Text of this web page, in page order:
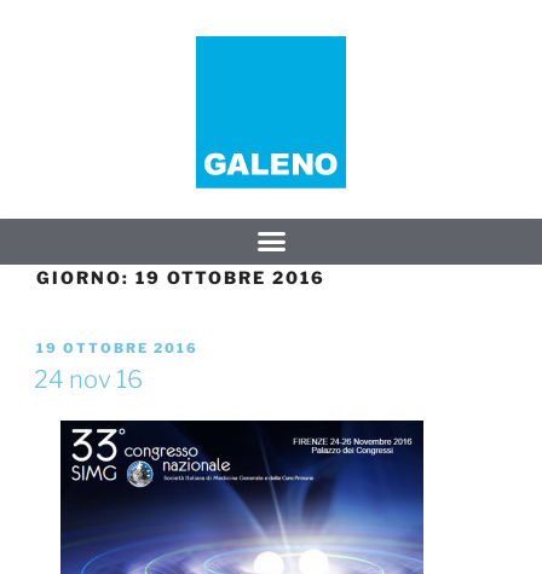
GIORNO: 19 OTTOBRE 2016
19 OTTOBRE 2016
24 nov 16